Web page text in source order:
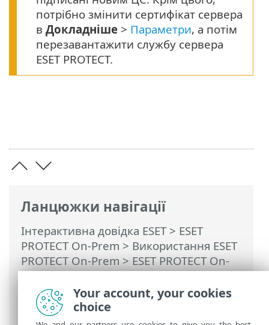
Ланцюжки навігації
Інтерактивна довідка ESET> ESET
PROTECT On-Prem > Використання ESET
PROTECT On-Prem>ESET PROTECT On-
Prem Головне меню>Докладніше>
Сертифікати> Центри сертифікації>
Експортувати відкритий ключ
потрібно змінити сертифікат сервера
в Докладніше > Параметри, а потім
перезавантажити службу сервера
ESET PROTECT.
Your account, your cookies
choice